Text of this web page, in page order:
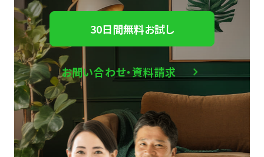
30日間無料お試し
お問い合わせ・資料請求